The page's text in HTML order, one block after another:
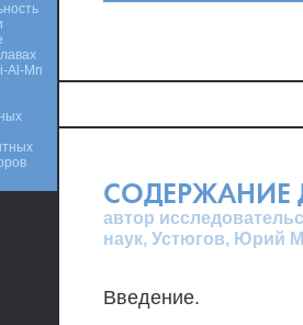
СОДЕРЖАНИЕ
автор
наук, Устюгов, Юрий
Введение.
Al-Mn